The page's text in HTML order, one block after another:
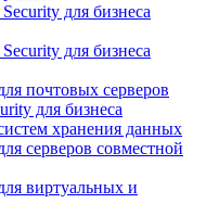
для бизнеса
для бизнеса
почтовых серверов
для бизнеса
хранения данных
серверов совместной
виртуальных и